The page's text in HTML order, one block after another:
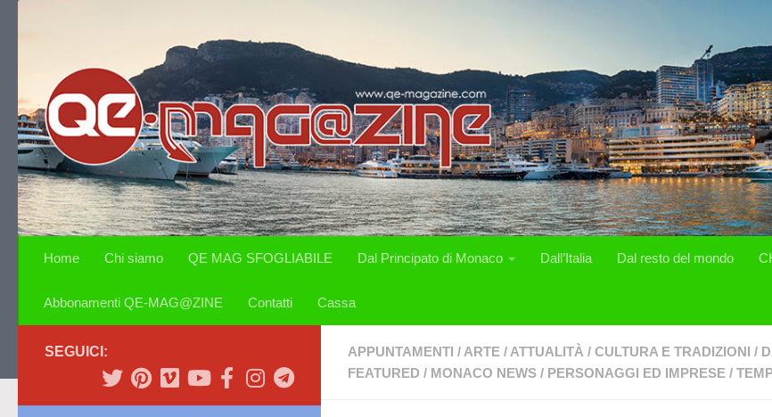
Home Chi siamo QE MAG SFOGLIABILE Dal Principato di Monaco Dall’Italia Dal resto del mondo
Abbonamenti QE-MAG@ZINE Contatti Cassa
APPUNTAMENTI / ARTE / ATTUALITÀ / CULTURA E TRADIZIONI /
FEATURED / MONACO NEWS / PERSONAGGI ED IMPRESE /
SEGUICI: